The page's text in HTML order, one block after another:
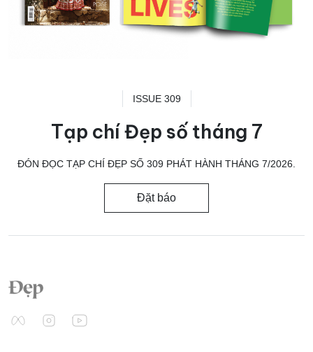
ISSUE 309
Tạp chí Đẹp số tháng 7
ĐÓN ĐỌC TẠP CHÍ ĐẸP SỐ 309 PHÁT HÀNH THÁNG 7/2026.
Đặt báo